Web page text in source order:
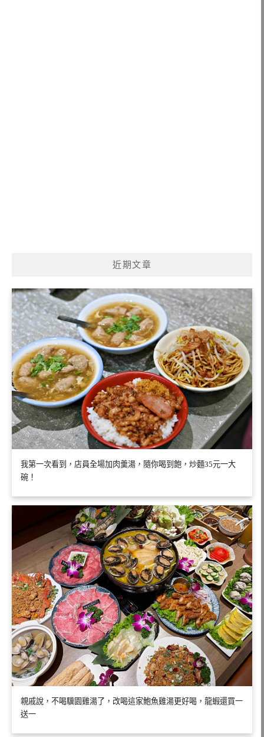
近期文章
我第一次看到，店員全場加肉羹湯，隨你喝到飽，炒麵35元一大
碗！
親戚說，不喝驥園雞湯了，改喝這家鮑魚雞湯更好喝，龍蝦還買一
送一